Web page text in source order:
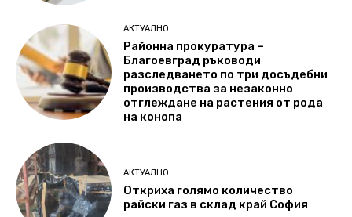
АКТУАЛНО
Районна прокуратура –
Благоевград ръководи
разследването по три досъдебни
производства за незаконно
отглеждане на растения от рода
на конопа
АКТУАЛНО
Откриха голямо количество
райски газ в склад край София